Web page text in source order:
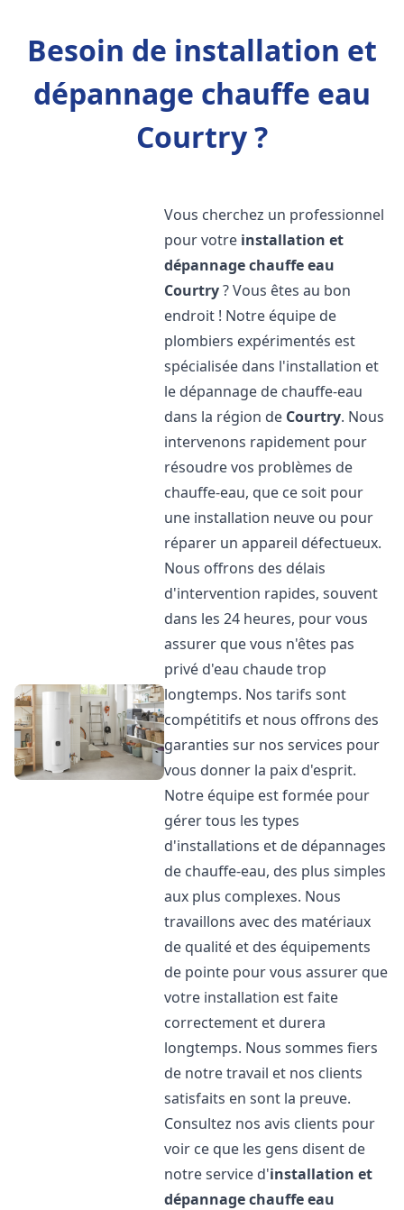
Besoin de installation et
dépannage chauffe eau
Courtry ?
Vous cherchez un professionnel
pour votre installation et
dépannage chauffe eau
Courtry? Vous êtes au bon
endroit ! Notre équipe de
plombiers expérimentés est
spécialisée dans l'installation et
le dépannage de chauffe-eau
dans la région de Courtry. Nous
intervenons rapidement pour
résoudre vos problèmes de
chauffe-eau, que ce soit pour
une installation neuve ou pour
réparer un appareil défectueux.
Nous offrons des délais
d'intervention rapides, souvent
dans les 24 heures, pour vous
assurer que vous n'êtes pas
privé d'eau chaude trop
longtemps. Nos tarifs sont
compétitifs et nous offrons des
garanties sur nos services pour
vous donner la paix d'esprit.
Notre équipe est formée pour
gérer tous les types
d'installations et de dépannages
de chauffe-eau, des plus simples
aux plus complexes. Nous
travaillons avec des matériaux
de qualité et des équipements
de pointe pour vous assurer que
votre installation est faite
correctement et durera
longtemps. Nous sommes fiers
de notre travail et nos clients
satisfaits en sont la preuve.
Consultez nos avis clients pour
voir ce que les gens disent de
notre service d'installation et
dépannage chauffe eau